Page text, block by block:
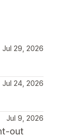
Jul 29, 2026
Jul 24, 2026
Jul 9, 2026
out